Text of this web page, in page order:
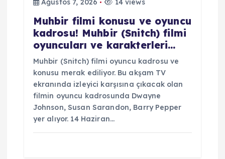
Ağustos 7, 2026
14 views
Muhbir filmi konusu ve oyuncu
kadrosu! Muhbir (Snitch) filmi
oyuncuları ve karakterleri…
Muhbir (Snitch) filmi oyuncu kadrosu ve
konusu merak ediliyor. Bu akşam TV
ekranında izleyici karşısına çıkacak olan
filmin oyuncu kadrosunda Dwayne
Johnson, Susan Sarandon, Barry Pepper
yer alıyor. 14 Haziran…